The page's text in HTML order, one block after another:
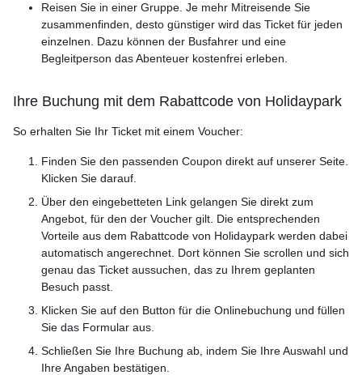
Reisen Sie in einer Gruppe. Je mehr Mitreisende Sie
zusammenfinden, desto günstiger wird das Ticket für jeden
einzelnen. Dazu können der Busfahrer und eine
Begleitperson das Abenteuer kostenfrei erleben.
Ihre Buchung mit dem Rabattcode von Holidaypark
So erhalten Sie Ihr Ticket mit einem Voucher:
Finden Sie den passenden Coupon direkt auf unserer Seite.
Klicken Sie darauf.
Über den eingebetteten Link gelangen Sie direkt zum
Angebot, für den der Voucher gilt. Die entsprechenden
Vorteile aus dem Rabattcode von Holidaypark werden dabei
automatisch angerechnet. Dort können Sie scrollen und sich
genau das Ticket aussuchen, das zu Ihrem geplanten
Besuch passt.
Klicken Sie auf den Button für die Onlinebuchung und füllen
Sie das Formular aus.
Schließen Sie Ihre Buchung ab, indem Sie Ihre Auswahl und
Ihre Angaben bestätigen.